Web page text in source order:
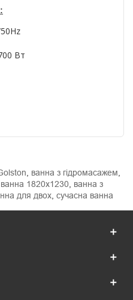
Вт
ванна з гідромасажем
ванна 1820х1230
ванна з
для двох сучасна ванна